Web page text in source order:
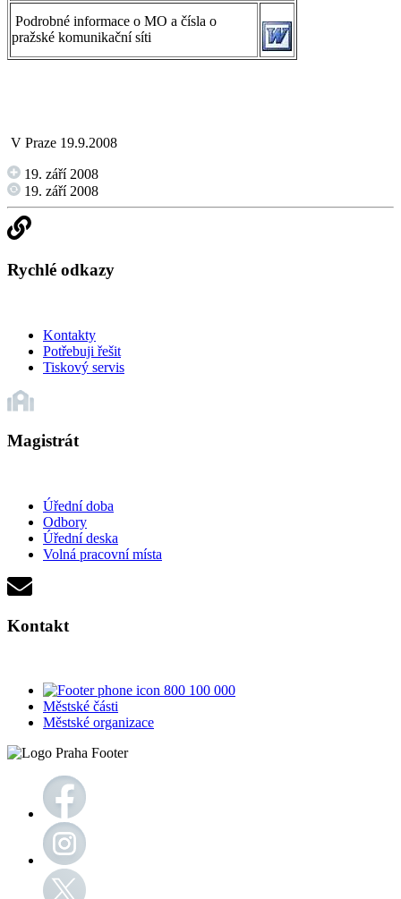
Podrobné informace o MO a čísla o
pražské komunikační síti
V Praze 19.9.2008
19. září 2008
19. září 2008
Rychlé odkazy
Kontakty
Potřebuji řešit
Tiskový servis
Magistrát
Úřední doba
Odbory
Úřední deska
Volná pracovní místa
Kontakt
800 100 000
Městské části
Městské organizace